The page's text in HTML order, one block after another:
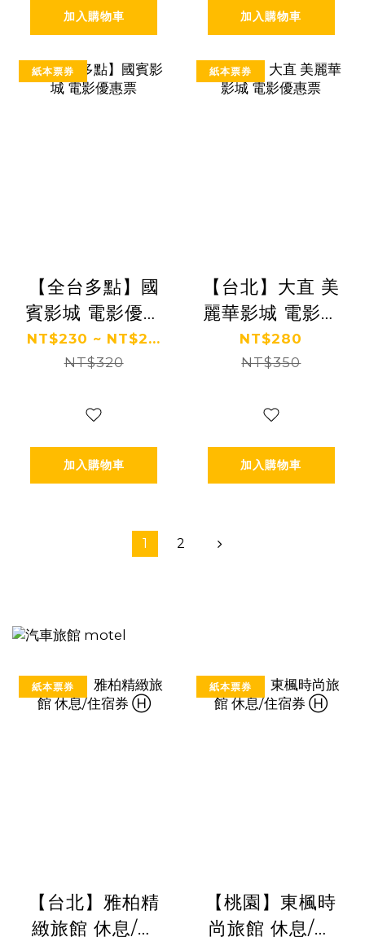
加入購物車 加入購物車
紙本票券
【全台多點】國
賓影城 電影優惠
票
NT$230 ~ NT$2...
NT$320
加入購物車
紙本票券
【台北】大直 美
麗華影城 電影優
惠票
NT$280
NT$350
加入購物車
1 2
紙本票券
【台北】雅柏精
緻旅館 休息/住
紙本票券
【桃園】東楓時
尚旅館 休息/住